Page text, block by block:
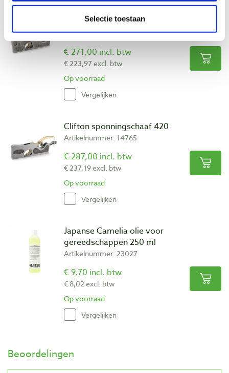
Selectie toestaan
Clifton sponningschaaf 410
Artikelnummer: 14767
€ 271,00 incl. btw
€ 223,97 excl. btw
Op voorraad
Vergelijken
Clifton sponningschaaf 420
Artikelnummer: 14765
€ 287,00 incl. btw
€ 237,19 excl. btw
Op voorraad
Vergelijken
Japanse Camelia olie voor
gereedschappen 250 ml
Artikelnummer: 23027
€ 9,70 incl. btw
€ 8,02 excl. btw
Op voorraad
Vergelijken
Beoordelingen